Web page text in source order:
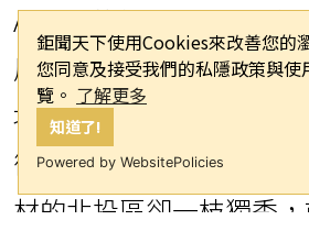
鉅聞天下使用Cookies來改善您的
您同意及接受我們的私隱政策與使
覽。 了解更多
知道了!
Powered by WebsitePolicies
AI教父黃仁勳來台再度
風」，也為房市增添題材
地政局數據，今年前5月
微幅成長2.8％，但擁有
材的北投區卻一枝獨秀